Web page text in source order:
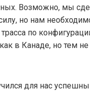
Возможно, мы
но нам
по
в Канаде, но тем
для нас